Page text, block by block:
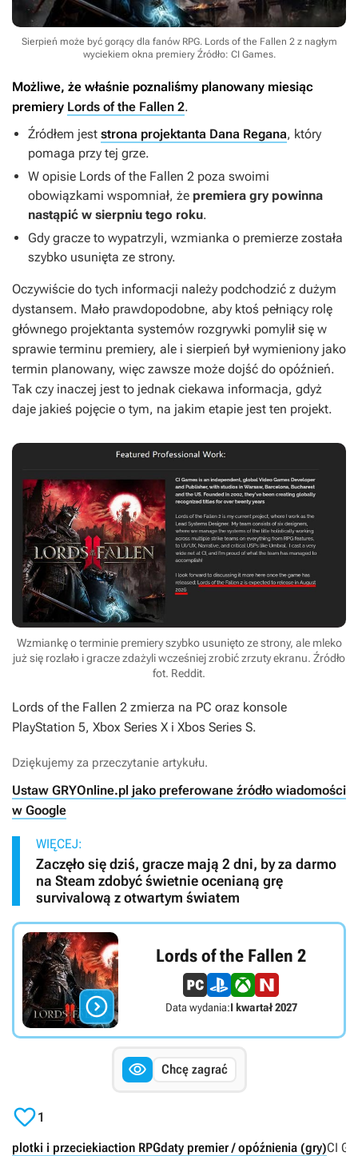
Sierpień może być gorący dla fanów RPG. Lords of the Fallen 2 z nagłym
wyciekiem okna premiery Źródło: CI Games.
Możliwe, że właśnie poznaliśmy planowany miesiąc
premiery Lords of the Fallen 2.
Źródłem jest strona projektanta Dana Regana, który
pomaga przy tej grze.
W opisie Lords of the Fallen 2 poza swoimi
obowiązkami wspomniał, że premiera gry powinna
nastąpić w sierpniu tego roku.
Gdy gracze to wypatrzyli, wzmianka o premierze została
szybko usunięta ze strony.
Oczywiście do tych informacji należy podchodzić z dużym
dystansem. Mało prawdopodobne, aby ktoś pełniący rolę
głównego projektanta systemów rozgrywki pomylił się w
sprawie terminu premiery, ale i sierpień był wymieniony jako
termin planowany, więc zawsze może dojść do opóźnień.
Tak czy inaczej jest to jednak ciekawa informacja, gdyż
daje jakieś pojęcie o tym, na jakim etapie jest ten projekt.
Wzmiankę o terminie premiery szybko usunięto ze strony, ale mleko
już się rozlało i gracze zdażyli wcześniej zrobić zrzuty ekranu. Źródło
fot. Reddit.
Lords of the Fallen 2 zmierza na PC oraz konsole
PlayStation 5, Xbox Series X i Xbos Series S.
Dziękujemy za przeczytanie artykułu.
Ustaw GRYOnline.pl jako preferowane źródło wiadomości
w Google
WIĘCEJ:
Zaczęło się dziś, gracze mają 2 dni, by za darmo
na Steam zdobyć świetnie ocenianą grę
survivalową z otwartym światem

Lords of the Fallen 2
Data wydania:I kwartał 2027
 Chcę zagrać
1
plotki i przeciekiaction RPGdaty premier / opóźnienia (gry)CI